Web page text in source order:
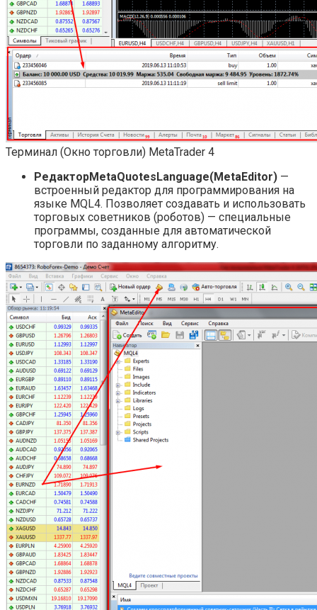
Терминал (Окно торговли) MetaTrader 4
РедакторMetaQuotesLanguage(MetaEditor) —
встроенный редактор для программирования на
языке MQL4. Позволяет создавать и использовать
торговых советников (роботов) — специальные
программы, созданные для автоматической
торговли по заданному алгоритму.